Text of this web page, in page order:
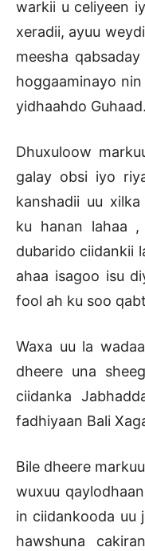
warkii u celiyeen
xeradii, ayuu
meesha
hoggaaminayo
yidhaahdo Guhaad.
Dhuxuloow
galay obsi iyo
kanshadii uu
ku hanan lahaa
dubarido ciidankii
ahaa isagoo isu
fool ah ku soo
Waxa uu la
dheere una
ciidanka
fadhiyaan Bali
Bile dheere
wuxuu
in ciidankooda uu
hawshuna